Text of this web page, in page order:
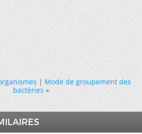
|Mode de groupement des
bactéries »